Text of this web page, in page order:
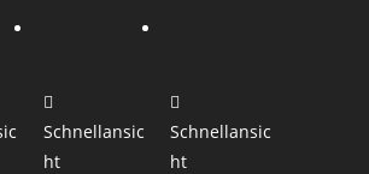
Schnellansic
ht
Schnellansic
ht